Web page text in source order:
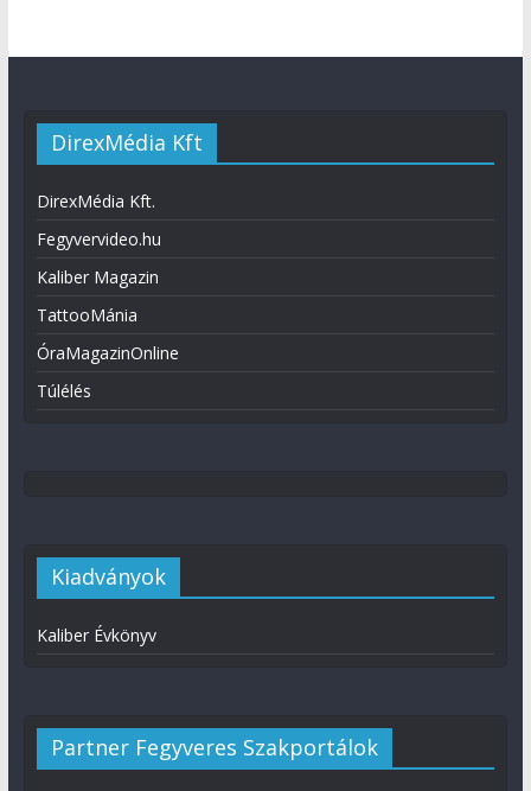
DirexMédia Kft
DirexMédia Kft.
Fegyvervideo.hu
Kaliber Magazin
TattooMánia
ÓraMagazinOnline
Túlélés
Kiadványok
Kaliber Évkönyv
Partner Fegyveres Szakportálok